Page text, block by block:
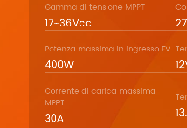
Gamma di tensione MPPT
17~36Vcc
Potenza massima in ingresso FV
400W
Corrente di carica massima
MPPT
30A